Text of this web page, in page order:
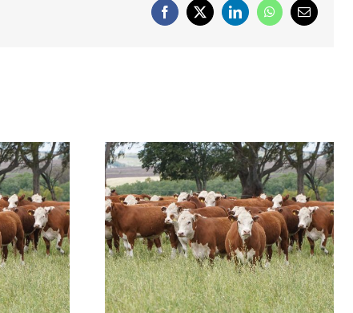
Facebook
X LinkedInWhatsAppCorreo
perder
cosecha
para
más
Más nutrientes, más trigo